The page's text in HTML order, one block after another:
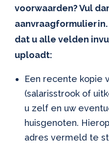
voorwaarden? Vul
aanvraagformulier
dat u alle velden
uploadt:
Een recente kopie
(salarisstrook of
u zelf en uw
huisgenoten.
adres vermeld te